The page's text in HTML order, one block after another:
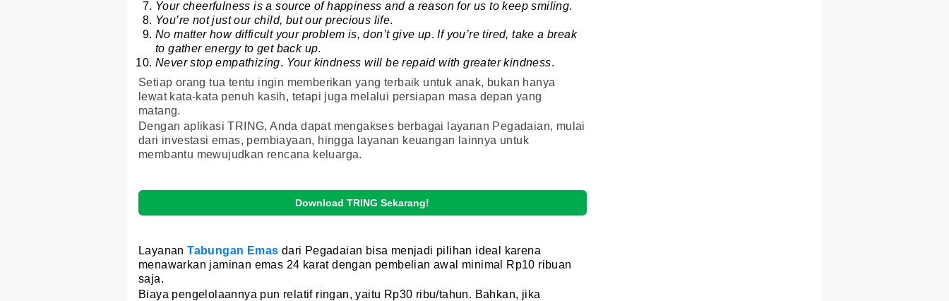
Your cheerfulness is a source of happiness and a reason for us to keep smiling.
You’re not just our child, but our precious life.
No matter how difficult your problem is, don’t give up.If you’re tired, take a break
to gather energy to get back up.
Never stop empathizing. Your kindness will be repaid with greater kindness.
Setiap orang tua tentu ingin memberikan yang terbaik untuk anak, bukan hanya
lewat kata-kata penuh kasih, tetapi juga melalui persiapan masa depan yang
matang.
Dengan aplikasi TRING, Anda dapat mengakses berbagai layanan Pegadaian, mulai
dari investasi emas, pembiayaan, hingga layanan keuangan lainnya untuk
membantu mewujudkan rencana keluarga.
Download TRING Sekarang!
LayananTabungan Emas dari Pegadaian bisa menjadi pilihan ideal karena
menawarkan jaminan emas 24 karat dengan pembelian awal minimal Rp10 ribuan
saja.
Biaya pengelolaannya pun relatif ringan, yaitu Rp30 ribu/tahun. Bahkan, jika